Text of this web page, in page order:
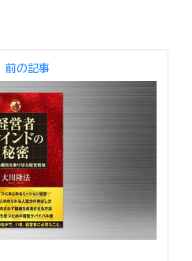
前の記事